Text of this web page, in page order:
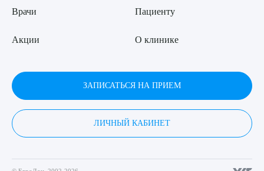
Врачи
Акции
Пациенту
О клинике
ЗАПИСАТЬСЯ НА ПРИЕМ
ЛИЧНЫЙ КАБИНЕТ